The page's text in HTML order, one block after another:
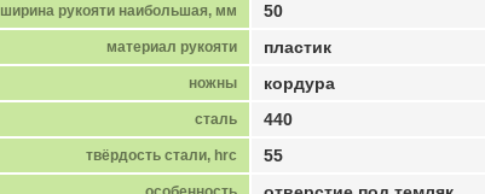
ширина рукояти наибольшая, мм 50
материал рукояти пластик
ножны кордура
сталь 440
твёрдость стали, hrc 55